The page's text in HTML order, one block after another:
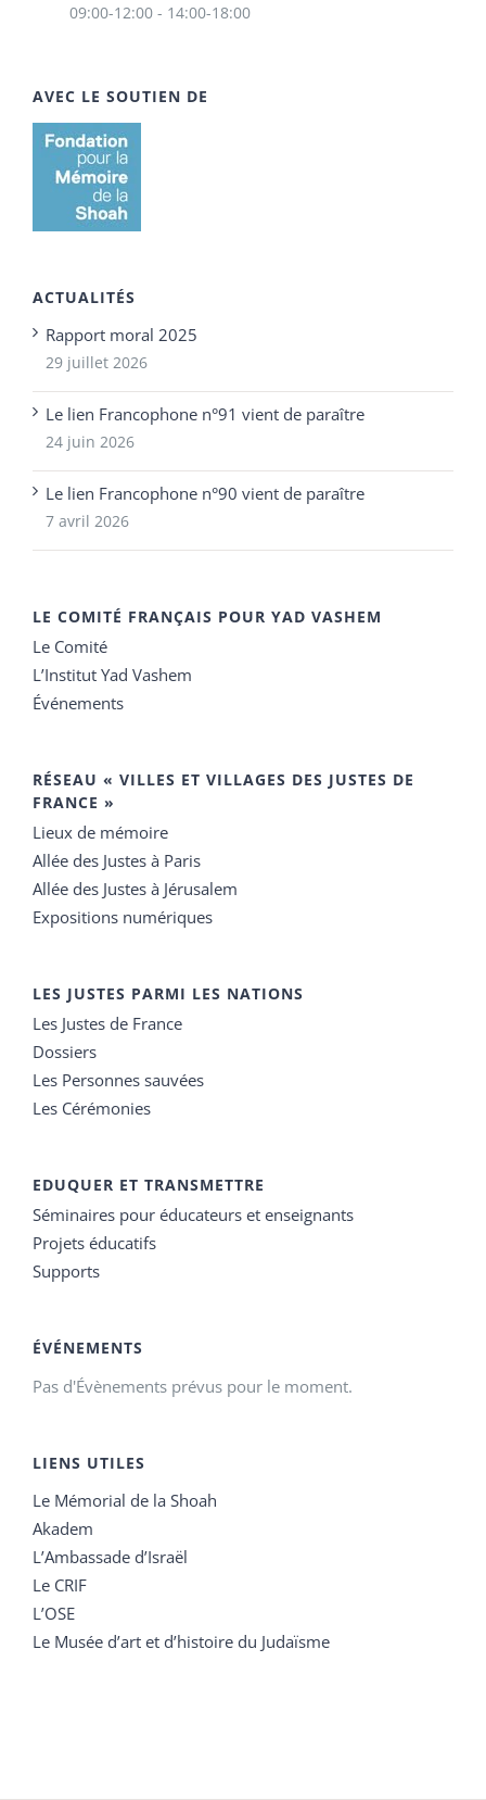
09:00-12:00 - 14:00-18:00
AVEC LE SOUTIEN DE
ACTUALITÉS
Rapport moral 2025
29 juillet 2026
Le lien Francophone n°91 vient de paraître
24 juin 2026
Le lien Francophone n°90 vient de paraître
7 avril 2026
LE COMITÉ FRANÇAIS POUR YAD VASHEM
Le Comité
L’Institut Yad Vashem
Événements
RÉSEAU « VILLES ET VILLAGES DES JUSTES DE
FRANCE »
Lieux de mémoire
Allée des Justes à Paris
Allée des Justes à Jérusalem
Expositions numériques
LES JUSTES PARMI LES NATIONS
Les Justes de France
Dossiers
Les Personnes sauvées
Les Cérémonies
EDUQUER ET TRANSMETTRE
Séminaires pour éducateurs et enseignants
Projets éducatifs
Supports
ÉVÉNEMENTS
Pas d'Évènements prévus pour le moment.
LIENS UTILES
Le Mémorial de la Shoah
Akadem
L’Ambassade d’Israël
Le CRIF
L’OSE
Le Musée d’art et d’histoire du Judaïsme